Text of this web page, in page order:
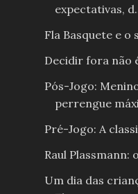
expectativas,
Fla Basquete e
Decidir fora não
Pós-Jogo:
perrengue
Pré-Jogo: A
Raul Plassmann:
Um dia das